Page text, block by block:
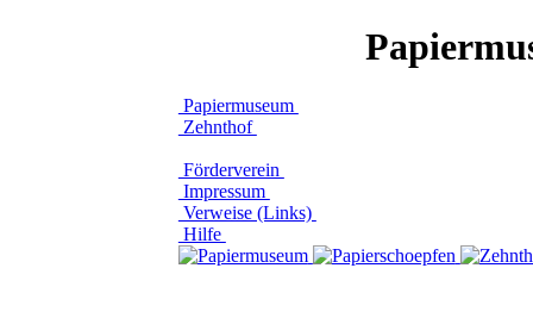
Papiermuseum
Zehnthof
Förderverein
Impressum
Verweise (Links)
Hilfe